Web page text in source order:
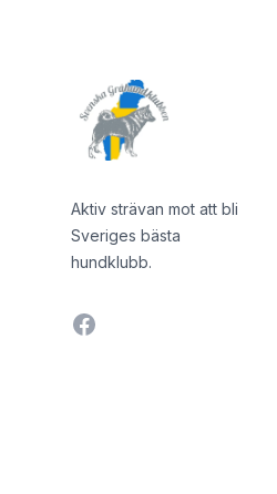
Aktiv strävan mot att bli
Sveriges bästa
hundklubb.
Facebook